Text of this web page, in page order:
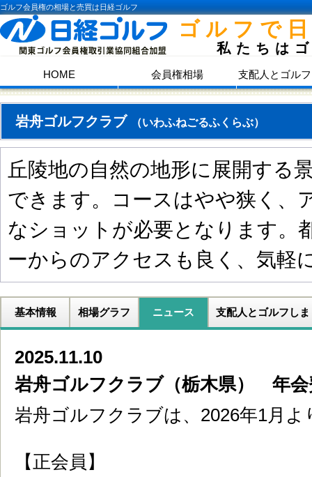
ゴルフ会員権の相場と売買は日経ゴルフ
ゴルフで
私たちは
HOME 会員権相場 支配人とゴル
岩舟ゴルフクラブ （いわふねごるふくらぶ）
丘陵地の自然の地形に展開する
できます。コースはやや狭く、
なショットが必要となります。
ーからのアクセスも良く、気軽
基本情報 相場グラフ ニュース 支配人とゴルフしま
2025.11.10
岩舟ゴルフクラブ（栃木県） 年会
岩舟ゴルフクラブは、2026年1月よ
【正会員】